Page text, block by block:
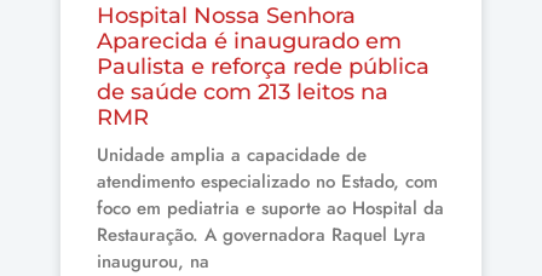
Hospital Nossa Senhora
Aparecida é inaugurado em
Paulista e reforça rede pública
de saúde com 213 leitos na
RMR
Unidade amplia a capacidade de
atendimento especializado no Estado, com
foco em pediatria e suporte ao Hospital da
Restauração. A governadora Raquel Lyra
inaugurou, na